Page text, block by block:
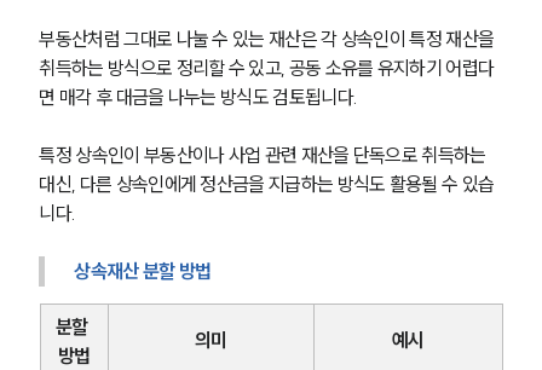
부동산처럼 그대로 나눌 수 있는 재산은 각 상속인이 특정 재산을
취득하는 방식으로 정리할 수 있고, 공동 소유를 유지하기 어렵다
면 매각 후 대금을 나누는 방식도 검토됩니다.
특정 상속인이 부동산이나 사업 관련 재산을 단독으로 취득하는
대신, 다른 상속인에게 정산금을 지급하는 방식도 활용될 수 있습
니다.
상속재산 분할 방법
분할
방법
의미 예시